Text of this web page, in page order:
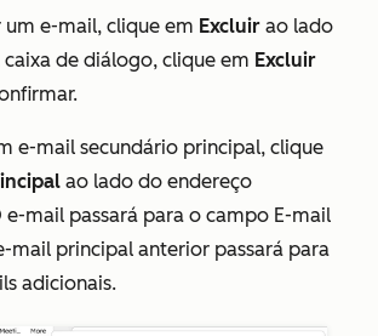
um e-mail, clique em Excluir ao lado
de diálogo, clique em Excluir
e-mail secundário principal, clique
ao lado do endereço
e-mail passará para o campo E-mail
mail principal anterior passará para
adicionais.